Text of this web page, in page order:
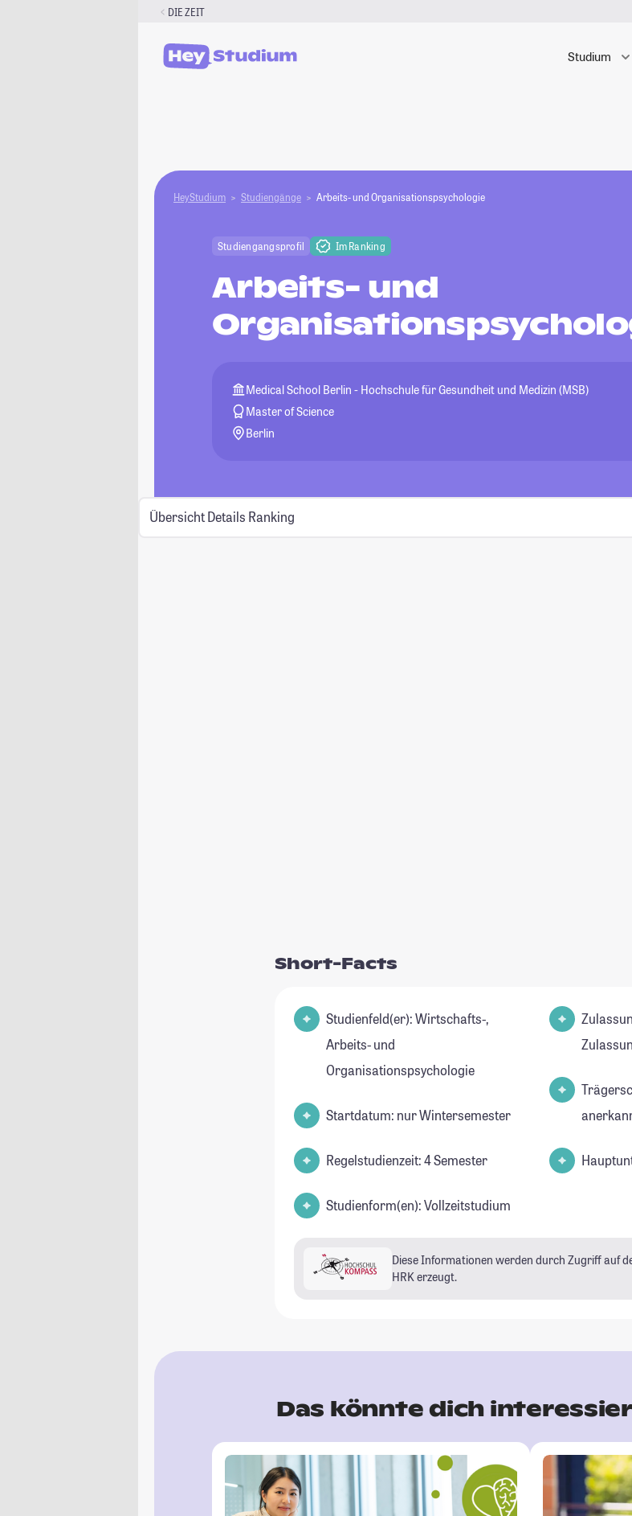
DIE ZEIT
Studium
HeyStudium Studiengänge Arbeits- und Organisationspsychologie
Studiengangsprofil Im Ranking
Arbeits- und
Medical School Berlin - Hochschule für Gesundheit und Medizin (MSB)
Master of Science
Berlin
Übersicht Details Ranking
Short-Facts
Studienfeld(er): Wirtschafts-,
Arbeits- und
Organisationspsychologie
Startdatum: nur Wintersemester
Regelstudienzeit: 4 Semester
Studienform(en): Vollzeitstudium
Diese Informationen werden durch Zugriff auf
HRK erzeugt.
Das könnte dich